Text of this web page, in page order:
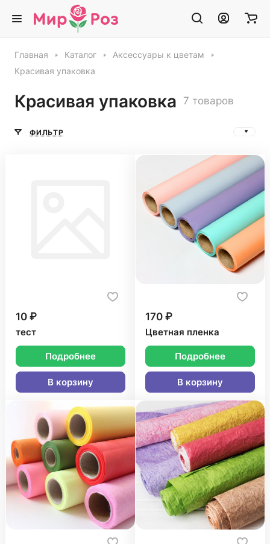
Главная Каталог
Аксессуары к цветам
Красивая упаковка
Красивая упаковка 7 товаров
ФИЛЬТР
10 ₽
тест
Подробнее
В корзину
170 ₽
Цветная пленка
Подробнее
В корзину